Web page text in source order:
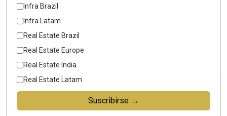
Infra Brazil
Infra Latam
Real Estate Brazil
Real Estate Europe
Real Estate India
Real Estate Latam
Suscribirse →